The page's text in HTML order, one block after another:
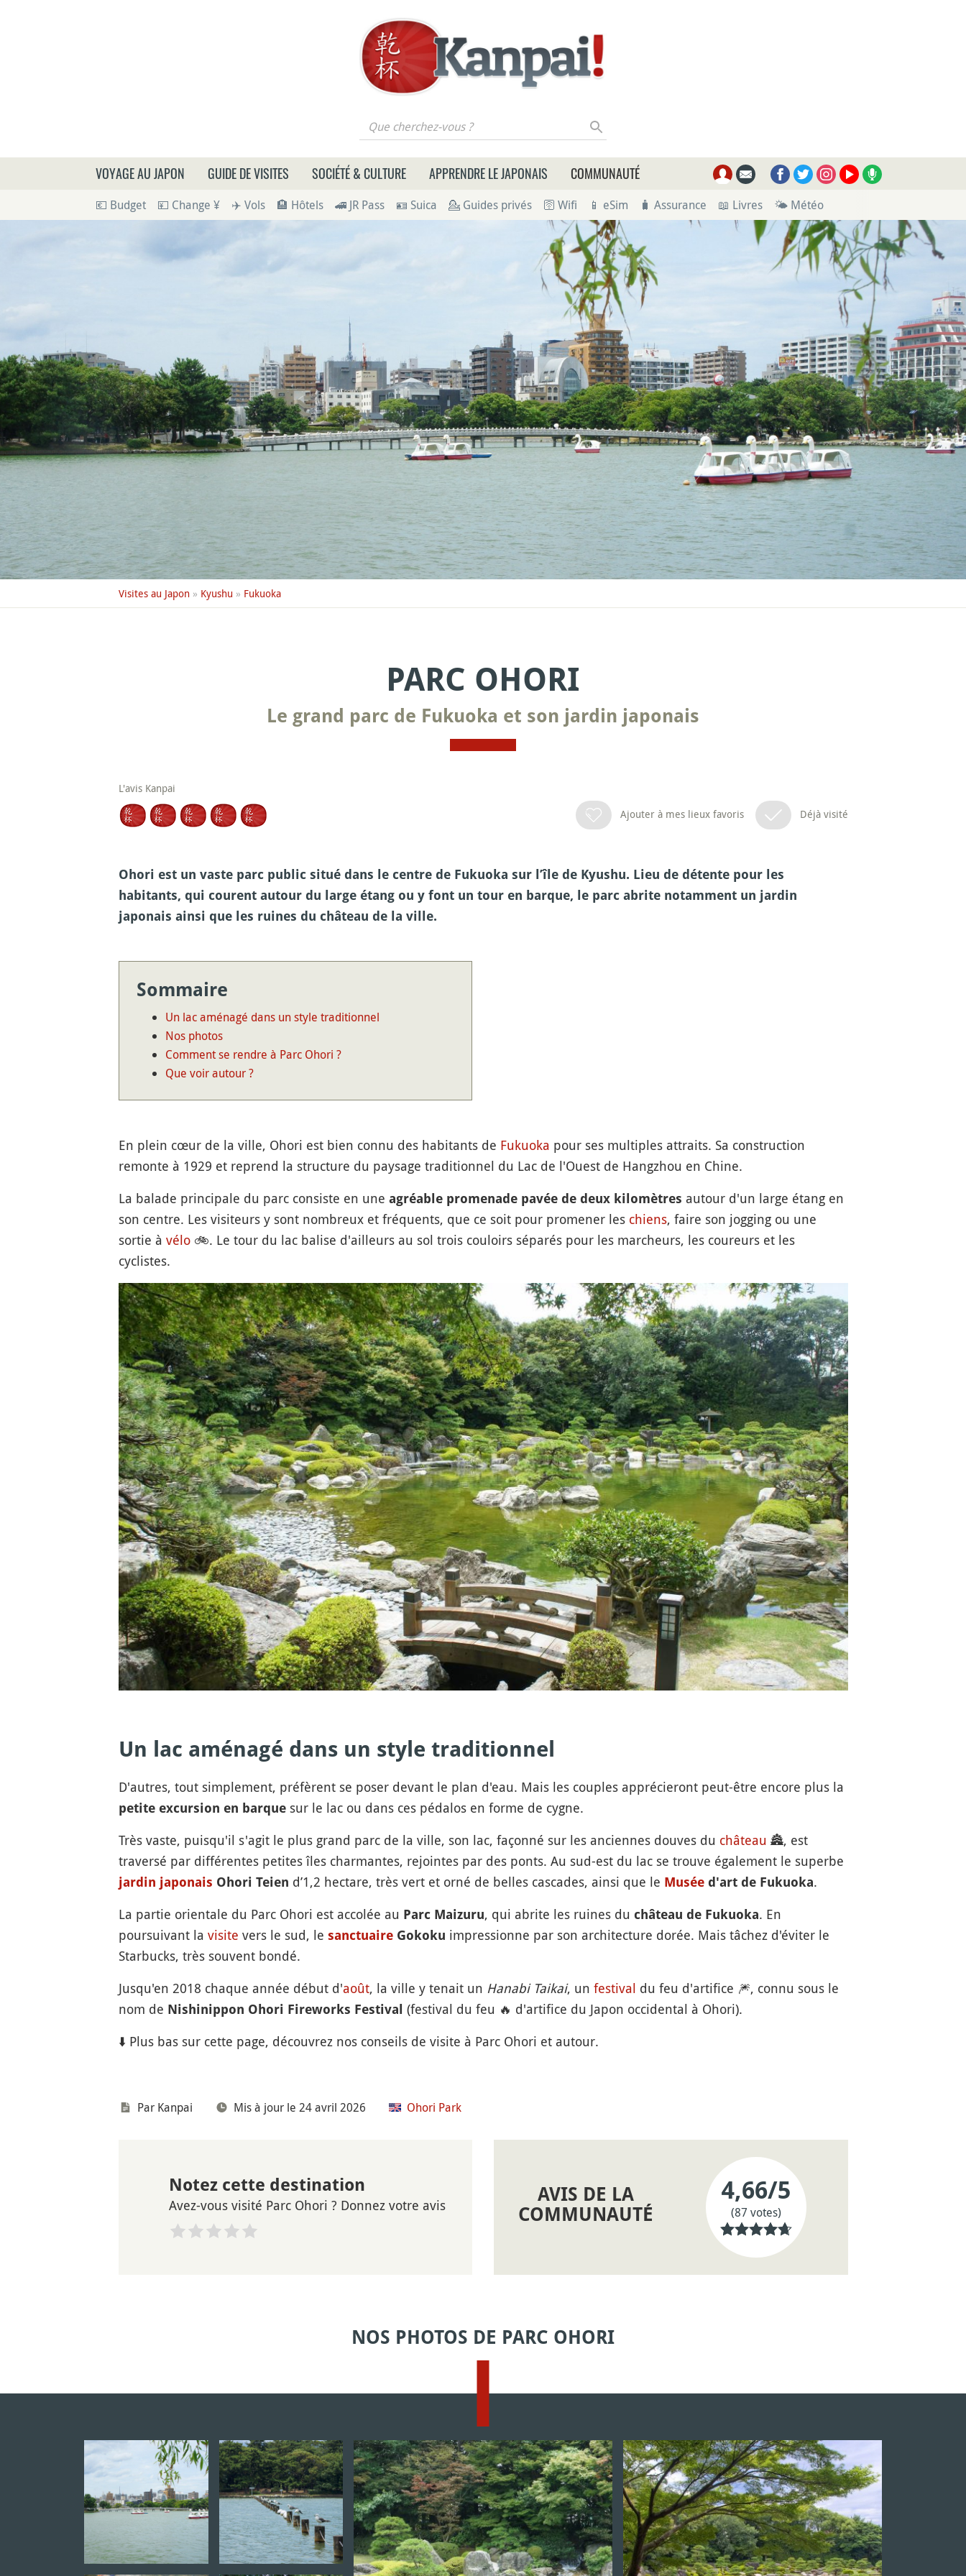
Que cherchez-vous ?
VOYAGE AU JAPON GUIDE DE VISITES SOCIÉTÉ & CULTURE APPRENDRE LE JAPONAIS COMMUNAUTÉ
💶 Budget 💴 Change ¥ ✈️ Vols 🏨 Hôtels 🚄 JR Pass 🪪 Suica 💁 Guides privés 🛜 Wifi 📱 eSim 🧳 Assurance 📖 Livres 🌤 Météo
Visites au Japon» Kyushu » Fukuoka
PARC OHORI
Le grand parc de Fukuoka et son jardin japonais
L'avis Kanpai
Ajouter à mes lieux favoris
Déjà visité
Ohori est un vaste parc public situé dans le centre de Fukuoka sur l’île de Kyushu. Lieu de détente pour les
habitants, qui courent autour du large étang ou y font un tour en barque, le parc abrite notamment un jardin
japonais ainsi que les ruines du château de la ville.
Sommaire
Un lac aménagé dans un style traditionnel
Nos photos
Comment se rendre à Parc Ohori ?
Que voir autour ?
En plein cœur de la ville, Ohori est bien connu des habitants de Fukuoka pour ses multiples attraits. Sa construction
remonte à 1929 et reprend la structure du paysage traditionnel du Lac de l'Ouest de Hangzhou en Chine.
La balade principale du parc consiste en une agréable promenade pavée de deux kilomètres autour d'un large étang en
son centre. Les visiteurs y sont nombreux et fréquents, que ce soit pour promener les chiens, faire son jogging ou une
sortie à vélo 🚲. Le tour du lac balise d'ailleurs au sol trois couloirs séparés pour les marcheurs, les coureurs et les
cyclistes.
Un lac aménagé dans un style traditionnel
D'autres, tout simplement, préfèrent se poser devant le plan d'eau. Mais les couples apprécieront peut-être encore plus la
petite excursion en barquesur le lac ou dans ces pédalos en forme de cygne.
Très vaste, puisqu'il s'agit le plus grand parc de la ville, son lac, façonné sur les anciennes douves du château 🏯, est
traversé par différentes petites îles charmantes, rejointes par des ponts. Au sud-est du lac se trouve également le superbe
jardin japonais Ohori Teien d’1,2 hectare, très vert et orné de belles cascades, ainsi que le Muséed'art de Fukuoka.
La partie orientale du Parc Ohori est accolée au Parc Maizuru, qui abrite les ruines du château de Fukuoka. En
poursuivant la visite vers le sud, le sanctuaireGokoku impressionne par son architecture dorée. Mais tâchez d'éviter le
Starbucks, très souvent bondé.
Jusqu'en 2018 chaque année début d'août, la ville y tenait un Hanabi Taikai, un festival du feu d'artifice 🎆, connu sous le
nom de Nishinippon Ohori Fireworks Festival (festival du feu 🔥 d'artifice du Japon occidental à Ohori).
⬇️ Plus bas sur cette page, découvrez nos conseils de visite à Parc Ohori et autour.
Par Kanpai Mis à jour le 24 avril 2026 Ohori Park
Notez cette destination
Avez-vous visité Parc Ohori ? Donnez votre avis
AVIS DE LA
COMMUNAUTÉ
4,66/5
(87 votes)
NOS PHOTOS DE PARC OHORI